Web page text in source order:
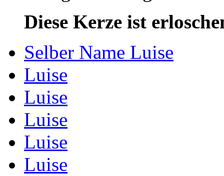
Diese Kerze ist
Selber Name Luise
Luise
Luise
Luise
Luise
Luise